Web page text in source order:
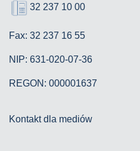
32 237 10 00
Fax: 32 237 16 55
NIP: 631-020-07-36
REGON: 000001637
Kontakt dla mediów